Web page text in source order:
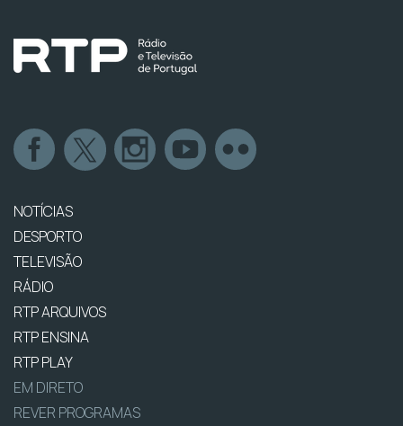
NOTÍCIAS
DESPORTO
TELEVISÃO
RÁDIO
RTP ARQUIVOS
RTP ENSINA
RTP PLAY
EM DIRETO
REVER PROGRAMAS